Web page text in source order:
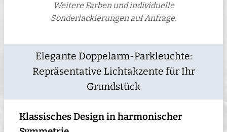
Weitere Farben und individuelle
Sonderlackierungen auf Anfrage.
Elegante Doppelarm-Parkleuchte:
Repräsentative Lichtakzente für Ihr
Grundstück
Klassisches Design in harmonischer